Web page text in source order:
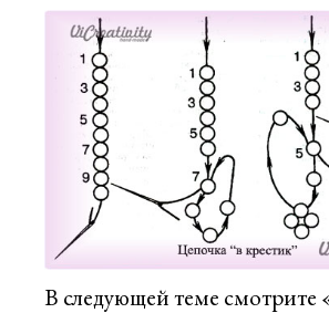
В следующей теме смотрите